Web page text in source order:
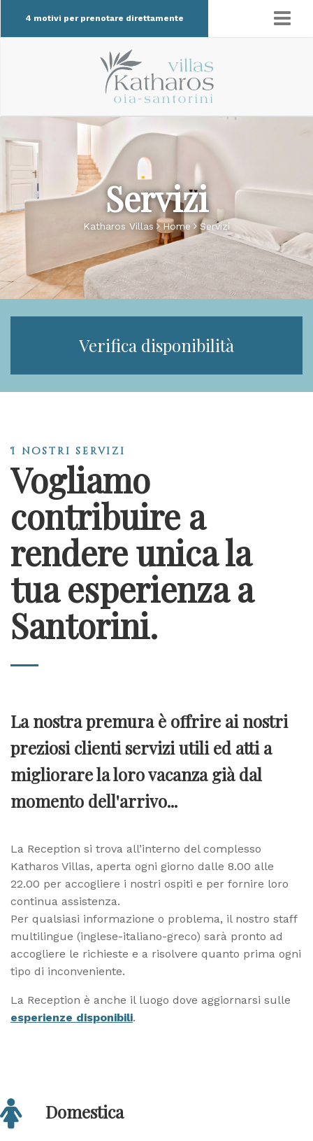
4 motivi per prenotare direttamente
Servizi
Katharos Villas Home Servizi
Verifica disponibilità
I nostri servizi
Vogliamo
contribuire a
rendere unica la
tua esperienza a
Santorini.
La nostra premura è offrire ai nostri
preziosi clienti servizi utili ed atti a
migliorare la loro vacanza già dal
momento dell'arrivo...
La Reception si trova all’interno del complesso
Katharos Villas, aperta ogni giorno dalle 8.00 alle
22.00 per accogliere i nostri ospiti e per fornire loro
continua assistenza.
Per qualsiasi informazione o problema, il nostro staff
multilingue (inglese-italiano-greco) sarà pronto ad
accogliere le richieste e a risolvere quanto prima ogni
tipo di inconveniente.
La Reception è anche il luogo dove aggiornarsi sulle
esperienze disponibili.
Domestica